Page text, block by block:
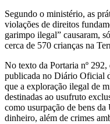
Segundo o ministério, as
violações de direitos
garimpo ilegal” causaram,
cerca de 570 crianças na
No texto da Portaria nº
publicada no Diário Oficial
que a exploração ilegal de
destinadas ao usufruto
como usurpação de bens
dinheiro, além de crimes